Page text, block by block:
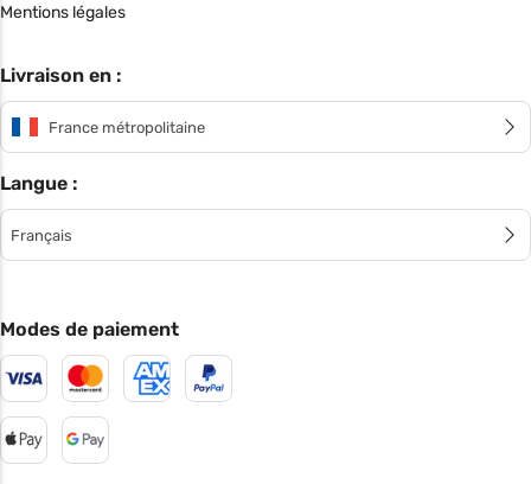
Mentions légales
Livraison en :
France métropolitaine
Langue :
Français
Modes de paiement